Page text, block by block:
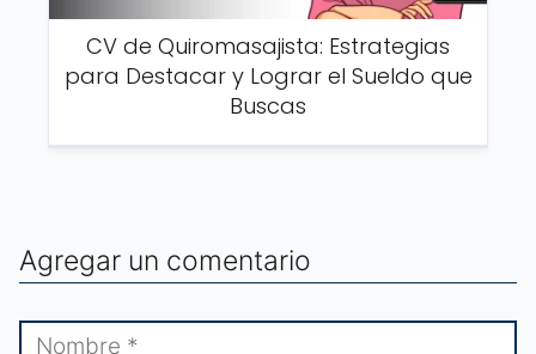
CV de Quiromasajista: Estrategias
para Destacar y Lograr el Sueldo que
Buscas
Agregar un comentario